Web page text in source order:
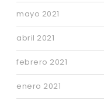
mayo 2021
abril 2021
febrero 2021
enero 2021